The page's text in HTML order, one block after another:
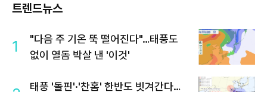
트렌드뉴스
1
"다음 주 기온 뚝 떨어진다"…태풍도
없이 열돔 박살 낸 '이것'
태풍 '돌핀'·'찬홈' 한반도 빗겨간다…